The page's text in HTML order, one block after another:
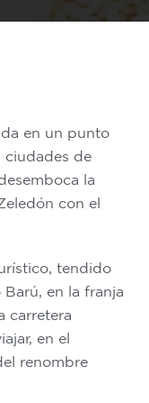
en un punto
ciudades de
la
con el
tendido
en la franja
carretera
en el
renombre